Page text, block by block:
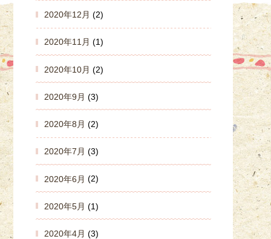
2020年12月 (2)
2020年11月 (1)
2020年10月 (2)
2020年9月 (3)
2020年8月 (2)
2020年7月 (3)
2020年6月 (2)
2020年5月 (1)
2020年4月 (3)